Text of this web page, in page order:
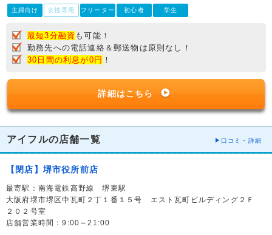
主婦向け 女性専用 フリーター 初心者 学生
最短3分融資 も可能！
勤務先への電話連絡＆郵送物は原則なし！
30日間の利息が0円 ！
詳細はこちら
アイフルの店舗一覧 口コミ・詳細
【閉店】堺市役所前店
最寄駅：南海電鉄高野線 堺東駅
大阪府堺市堺区中瓦町２丁１番１５号 エスト瓦町ビルディング２Ｆ
２０２号室
店舗営業時間：9:00～21:00